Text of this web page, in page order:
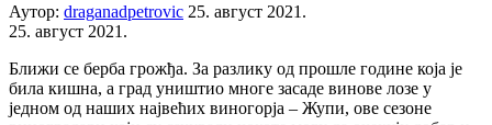
Аутор: draganadpetrovic 25. август 2021.
25. август 2021.
Ближи се берба грожђа. За разлику од прошле године која је
била кишна, а град уништио многе засаде винове лозе у
једном од наших највећих виногорја – Жупи, ове сезоне